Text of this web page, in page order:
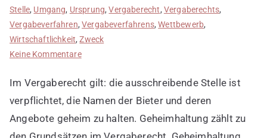
Stelle, Umgang, Ursprung,Vergaberecht, Vergaberechts,
Vergabeverfahren,Vergabeverfahrens,Wettbewerb,
Wirtschaftlichkeit,Zweck
Keine Kommentarezu
wahren
Im Vergaberecht gilt: die ausschreibende Stelle ist
verpflichtet, die Namen der Bieter und deren
Angebote geheim zu halten. Geheimhaltung zählt zu